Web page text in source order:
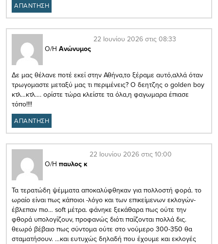
ΑΠΑΝΤΗΣΗ
Ο/Η Ανώνυμος
22 Ιουνίου 2026 στις 08:33
Δε μας θέλανε ποτέ εκεί στην Αθήνα,το ξέραμε αυτό,αλλά όταν
τρωγομαστε μεταξύ μας τι περιμένεις? Ο δεητζης ο golden boy
κτλ…κτλ…. ορίστε τώρα κλείστε τα όλα,η φαγωμαρα έπιασε
τόπο!!!!
ΑΠΑΝΤΗΣΗ
Ο/Η παυλος κ
22 Ιουνίου 2026 στις 10:00
Τα τερατώδη ψέμματα αποκαλύφθηκαν για πολλοστή φορά. το
ωραίο είναι πως κάποιοι -λόγο και των επικείμενων εκλογών-
έβλεπαν πιο… soft μέτρα. φάνηκε ξεκάθαρα πως ούτε την
φθορά υπολογίζουν, προφανώς διότι παίζονται πολλά δις.
θεωρό βέβαιο πως σύντομα ούτε στο νούμερο 300-350 θα
σταματήσουν. …και ευτυχώς δηλαδή που έχουμε και εκλογές